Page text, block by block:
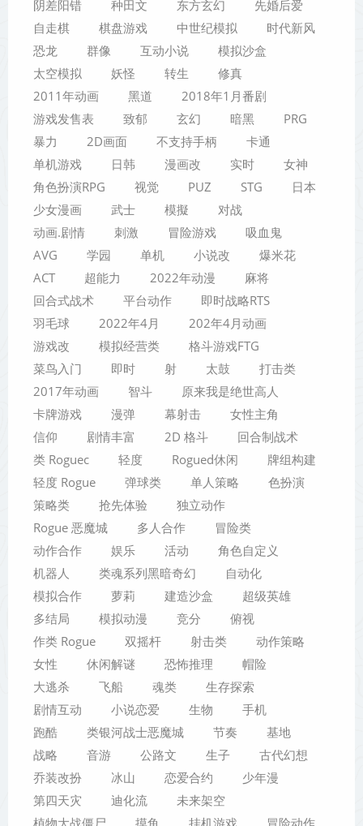
阴差阳错
种田文 东方玄幻
先婚后爱
自走棋
棋盘游戏 中世纪模拟
时代新风
恐龙
群像 互动小说
模拟沙盒
太空模拟
妖怪 转生
修真
2011年动画
黑道
2018年1月番剧
游戏发售表
致郁 玄幻 暗黑
PRG
暴力
2D画面 不支持手柄
卡通
单机游戏
日韩 漫画改 实时
女神
角色扮演RPG
视觉 PUZ STG
日本
少女漫画
武士 模擬
对战
动画.剧情
刺激 冒险游戏
吸血鬼
AVG
学园 单机 小说改
爆米花
ACT
超能力 2022年动漫
麻将
回合式战术
平台动作
即时战略RTS
羽毛球
2022年4月
202年4月动画
游戏改
模拟经营类
格斗游戏FTG
菜鸟入门
即时 射 太鼓
打击类
2017年动画
智斗
原来我是绝世高人
卡牌游戏
漫弹 幕射击
女性主角
信仰
剧情丰富 2D 格斗
回合制战术
类 Roguec
轻度 Rogued休闲
牌组构建
轻度 Rogue
弹球类 单人策略
色扮演
策略类
抢先体验
独立动作
Rogue 恶魔城
多人合作
冒险类
动作合作
娱乐 活动
角色自定义
机器人
类魂系列黑暗奇幻
自动化
模拟合作
萝莉 建造沙盒
超级英雄
多结局
模拟动漫 竞分
俯视
作类 Rogue
双摇杆 射击类
动作策略
女性
休闲解谜 恐怖推理
帽险
大逃杀
飞船 魂类
生存探索
剧情互动
小说恋爱 生物
手机
跑酷
类银河战士恶魔城 节奏
基地
战略
音游 公路文 生子
古代幻想
乔装改扮
冰山 恋爱合约
少年漫
第四天灾
迪化流
未来架空
植物大战僵尸
摸鱼 挂机游戏 冒险动作